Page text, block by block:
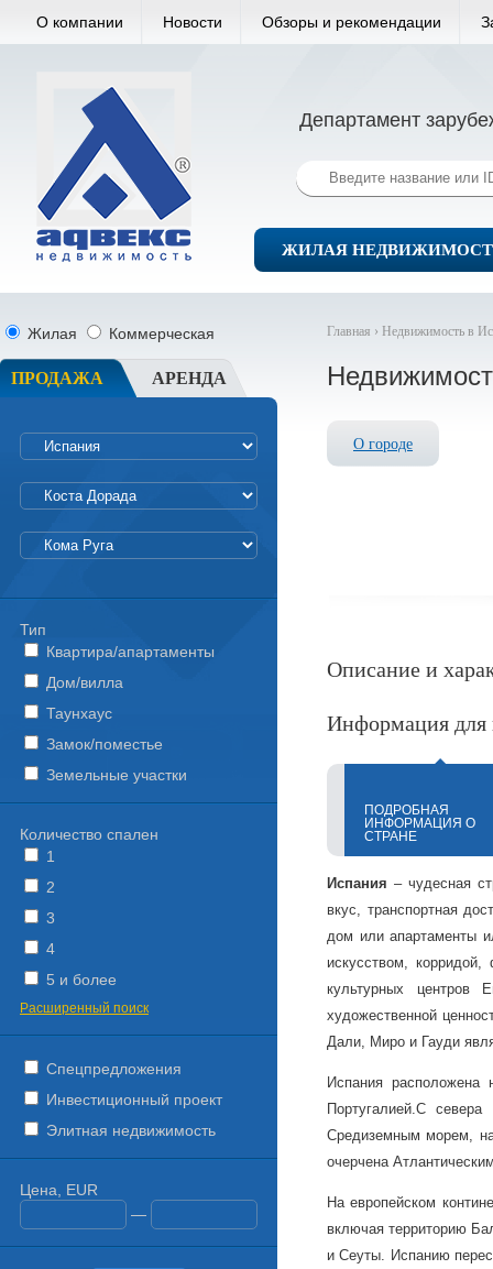
О компании Новости Обзоры и рекомендации
Департамент
ЖИЛАЯ
Главная › Недвижимость в
О городе
Описание и
Информация для
ПОДРОБНАЯ
ИНФОРМАЦИЯ О
СТРАНЕ
Испания – чудесная
вкус, транспортная
дом или апартаменты
искусством,
культурных центров
художественной
Дали, Миро и Гауди
Испания расположена
Португалией.С севера
Средиземным морем,
очерчена
На европейском
включая территорию
и Сеуты. Испанию
Жилая Коммерческая
ПРОДАЖА АРЕНДА
Тип
Квартира/апартаменты
Дом/вилла
Таунхаус
Замок/поместье
Земельные участки
Количество спален
1
2
3
4
5 и более
Расширенный поиск
Спецпредложения
Инвестиционный проект
Элитная недвижимость
Цена, EUR
—